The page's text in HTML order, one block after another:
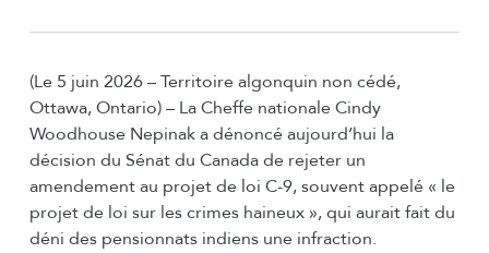
(Le 5 juin 2026 – Territoire algonquin non cédé,
Ottawa, Ontario) – La Cheffe nationale Cindy
Woodhouse Nepinak a dénoncé aujourd’hui la
décision du Sénat du Canada de rejeter un
amendement au projet de loi C-9, souvent appelé « le
projet de loi sur les crimes haineux », qui aurait fait du
déni des pensionnats indiens une infraction.